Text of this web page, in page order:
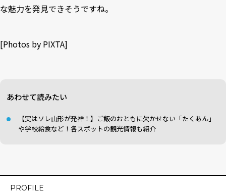
な魅力を発見できそうですね。
[Photos by PIXTA]
あわせて読みたい
【実はソレ山形が発祥！】ご飯のおともに欠かせない「たくあん」
や学校給食など！各スポットの観光情報も紹介
PROFILE